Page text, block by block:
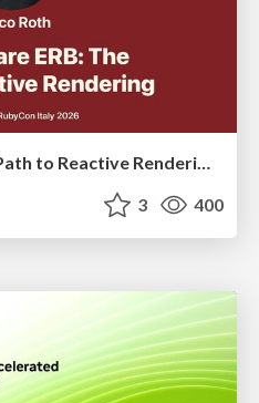
HTML-Aware ERB: The Path to Reactive Rendering @ RubyCon 2026, Rimini, Italy
3 400